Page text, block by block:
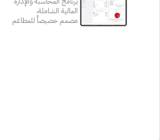
المالية الشاملة،
مصمم خصيصاً للمطاعم